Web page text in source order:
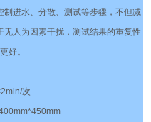
制进水、分散、测试等步骤，不但减
人为因素干扰，测试结果的重复性
更好。
次